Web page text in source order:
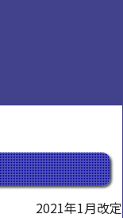
2021年1月改定